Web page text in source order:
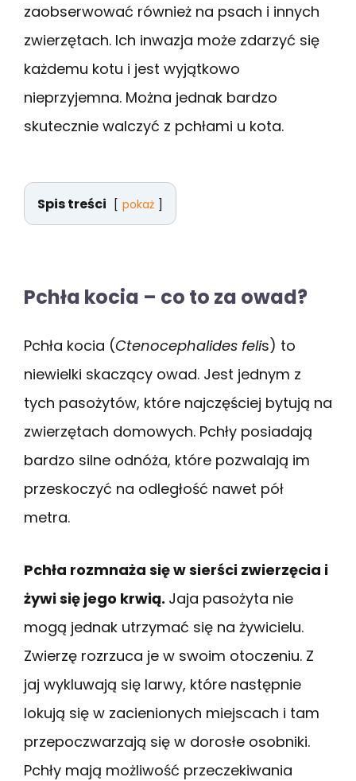
zaobserwować również na psach i innych
zwierzętach. Ich inwazja może zdarzyć się
każdemu kotu i jest wyjątkowo
nieprzyjemna. Można jednak bardzo
skutecznie walczyć z pchłami u kota.
Spis treści pokaż
Pchła kocia – co to za owad?
Pchła kocia (Ctenocephalides felis) to
niewielki skaczący owad. Jest jednym z
tych pasożytów, które najczęściej bytują na
zwierzętach domowych. Pchły posiadają
bardzo silne odnóża, które pozwalają im
przeskoczyć na odległość nawet pół
metra.
Pchła rozmnaża się w sierści zwierzęcia i
żywi się jego krwią. Jaja pasożyta nie
mogą jednak utrzymać się na żywicielu.
Zwierzę rozrzuca je w swoim otoczeniu. Z
jaj wykluwają się larwy, które następnie
lokują się w zacienionych miejscach i tam
przepoczwarzają się w dorosłe osobniki.
Pchły mają możliwość przeczekiwania